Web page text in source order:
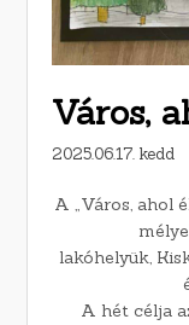
Város,
2025.06.17. kedd
A „Város, ahol
lakóhelyük,
A hét célja